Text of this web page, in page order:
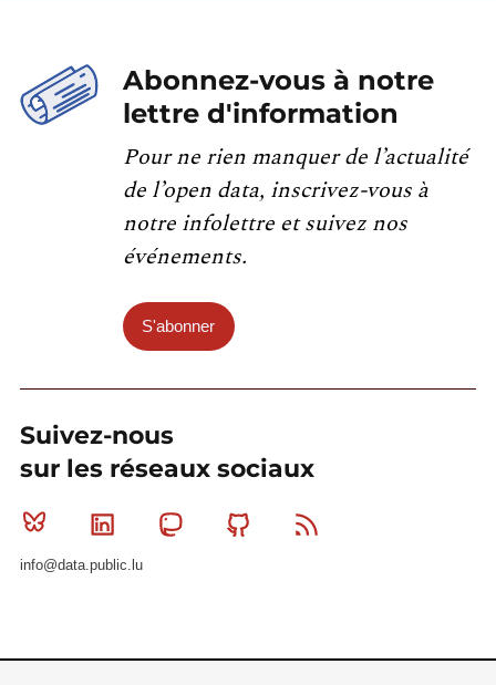
Abonnez-vous à notre
lettre d'information
Pour ne rien manquer de l’actualité
de l’open data, inscrivez-vous à
notre infolettre et suivez nos
événements.
S'abonner
Suivez-nous
sur les réseaux sociaux
Bluesky Linkedin MastodonGithub
info@data.public.lu